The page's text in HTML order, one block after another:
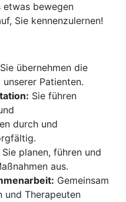
etwas bewegen
Sie kennenzulernen!
Sie übernehmen die
Patienten.
Sie führen
durch und
Sie planen, führen und
aus.
Gemeinsam
und Therapeuten